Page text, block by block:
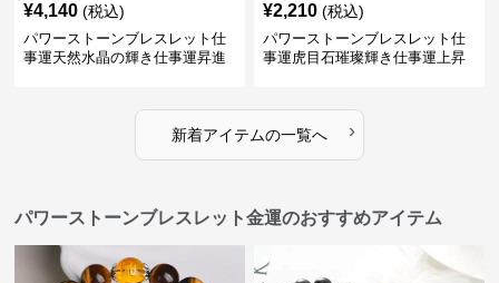
¥4,140 (税込)
パワーストーンブレスレット仕
事運天然水晶の輝き仕事運昇進
¥2,210 (税込)
パワーストーンブレスレット仕
事運虎目石璀璨輝き仕事運上昇
新着アイテムの一覧へ ›
パワーストーンブレスレット金運のおすすめアイテム